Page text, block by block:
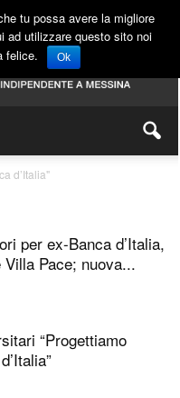
d’Italia"
per ex-Banca d’Italia,
Pace; nuova...
“Progettiamo
tu possa avere la migliore
ad utilizzare questo sito noi
felice.
Ok